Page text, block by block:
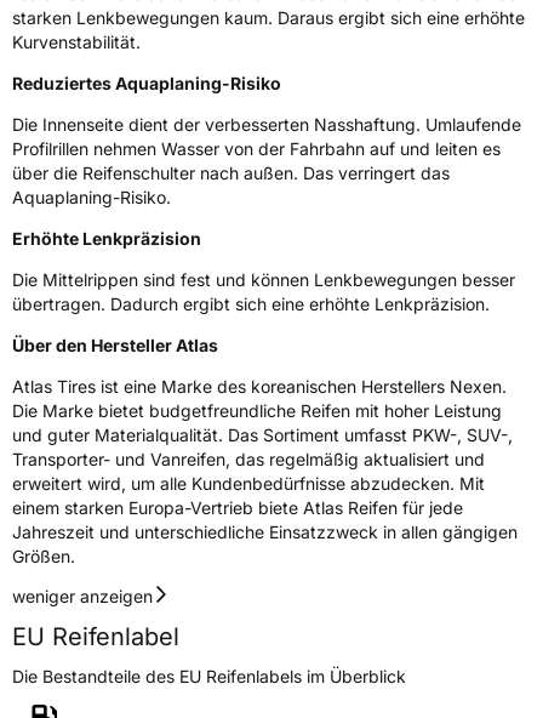
ModellnameSport Green SUV
Weitere Eigenschaften
SchlauchtypTL
ZustandNeureifen
VerstärktXL
EffizienzC
Nasshaftung B
Rollgeräusch (Klasse)B
Rollgeräusch (dB)70
FahrzeugklasseC1
3PMSF / Schneeflockensymbol / Alpine-SymbolNein
starken Lenkbewegungen kaum. Daraus ergibt sich eine erhöhte
Kurvenstabilität.
Reduziertes Aquaplaning-Risiko
Die Innenseite dient der verbesserten Nasshaftung. Umlaufende
Profilrillen nehmen Wasser von der Fahrbahn auf und leiten es
über die Reifenschulter nach außen. Das verringert das
Aquaplaning-Risiko.
Erhöhte Lenkpräzision
Die Mittelrippen sind fest und können Lenkbewegungen besser
übertragen. Dadurch ergibt sich eine erhöhte Lenkpräzision.
Über den Hersteller Atlas
Atlas Tires ist eine Marke des koreanischen Herstellers Nexen.
Die Marke bietet budgetfreundliche Reifen mit hoher Leistung
und guter Materialqualität. Das Sortiment umfasst PKW-, SUV-,
Transporter- und Vanreifen, das regelmäßig aktualisiert und
erweitert wird, um alle Kundenbedürfnisse abzudecken. Mit
einem starken Europa-Vertrieb biete Atlas Reifen für jede
Jahreszeit und unterschiedliche Einsatzzweck in allen gängigen
Größen.
weniger anzeigen
EU Reifenlabel
Die Bestandteile des EU Reifenlabels im Überblick